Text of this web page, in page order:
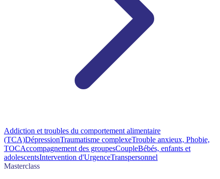
Addiction et troubles du comportement alimentaire
(TCA)DépressionTraumatisme complexeTrouble anxieux, Phobie,
TOCAccompagnement des groupesCoupleBébés, enfants et
adolescentsIntervention d'UrgenceTranspersonnel
Masterclass